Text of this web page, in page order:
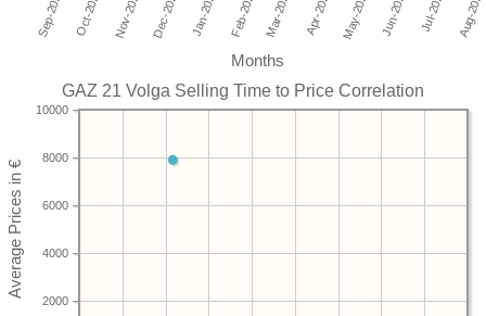
Months
GAZ 21 Volga Selling Time to Price Correlation
2000
4000
6000
8000
10000